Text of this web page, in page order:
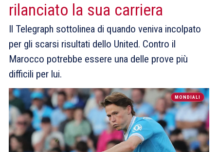
rilanciato la sua carriera
Il Telegraph sottolinea di quando veniva incolpato
per gli scarsi risultati dello United. Contro il
Marocco potrebbe essere una delle prove più
difficili per lui.
MONDIALI